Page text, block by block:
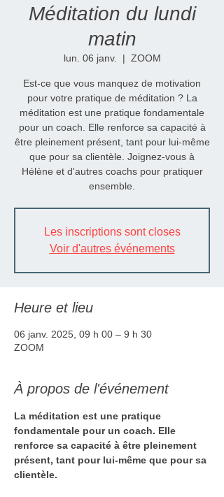
Méditation du lundi
matin
lun. 06 janv.
  |
ZOOM
Est-ce que vous manquez de motivation
pour votre pratique de méditation ? La
méditation est une pratique fondamentale
pour un coach. Elle renforce sa capacité à
être pleinement présent, tant pour lui-même
que pour sa clientèle. Joignez-vous à
Hélène et d'autres coachs pour pratiquer
ensemble.
Les inscriptions sont closes
Voir d'autres événements
Heure et lieu
06 janv. 2025, 09 h 00 – 9 h 30
ZOOM
À propos de l'événement
La méditation est une pratique
fondamentale pour un coach. Elle
renforce sa capacité à être pleinement
présent, tant pour lui-même que pour sa
clientèle.